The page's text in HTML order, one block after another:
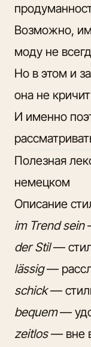
Возможно,
моду не
Но в этом и
она не
И именно
Полезная
немецком
Описание
im Trend sein
der Stil—
lässig—
schick—
bequem—
zeitlos— вне